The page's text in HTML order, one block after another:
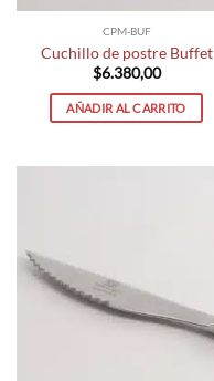
CPM-BUF
Cuchillo de postre Buffet
$6.380,00
AÑADIR AL CARRITO